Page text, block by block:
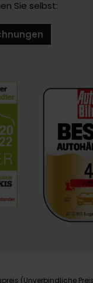
Sie selbst:
(Unverbindliche